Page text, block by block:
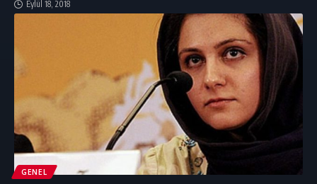
Eylül 18, 2018
GENEL